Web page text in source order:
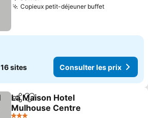
Copieux petit-déjeuner buffetConsulter
16 sites Consulter les prix
PartagerAjouter à mes favoris
La Maison Hotel
Mulhouse Centre